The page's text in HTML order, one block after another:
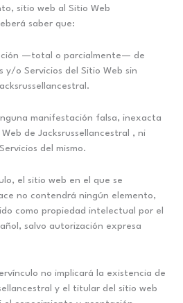
sitio web al Sitio Web
saber que:
—total o parcialmente— de
y/o Servicios del Sitio Web sin
manifestación falsa, inexacta
de Jacksrussellancestral , ni
del mismo.
el sitio web en el que se
no contendrá ningún elemento,
como propiedad intelectual por el
salvo autorización expresa
no implicará la existencia de
y el titular del sitio web